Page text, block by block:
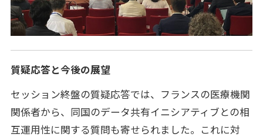
質疑応答と今後の展望
セッション終盤の質疑応答では、フランスの医療機関
関係者から、同国のデータ共有イニシアティブとの相
互運用性に関する質問も寄せられました。これに対